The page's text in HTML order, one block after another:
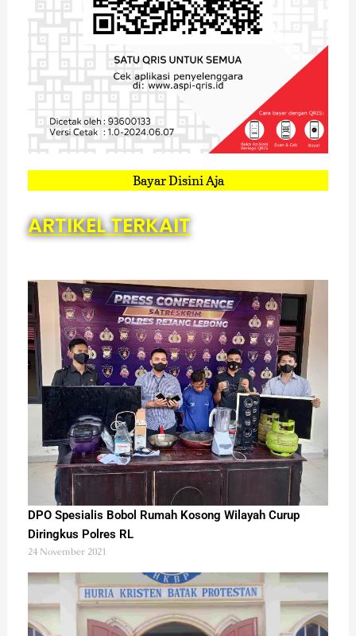
Bayar Disini Aja
ARTIKEL TERKAIT
DPO Spesialis Bobol Rumah Kosong Wilayah Curup
Diringkus Polres RL
24 November 2021